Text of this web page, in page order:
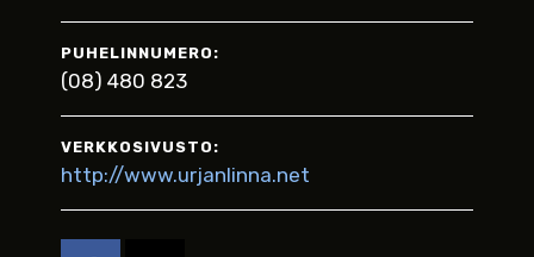
PUHELINNUMERO:
(08) 480 823
VERKKOSIVUSTO:
http://www.urjanlinna.net